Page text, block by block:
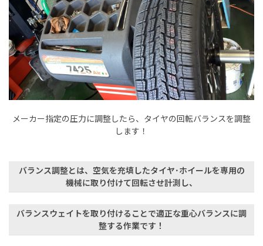
メーカー指定の圧力に調整したら、タイヤの回転バランスを調整
します！
バランス調整とは、空気を充填したタイヤ･ホイールを専用の
機械に取り付けて回転させ計測し、
バランスウェイトを取り付けることで適正な重心バランスに調
整する作業です！